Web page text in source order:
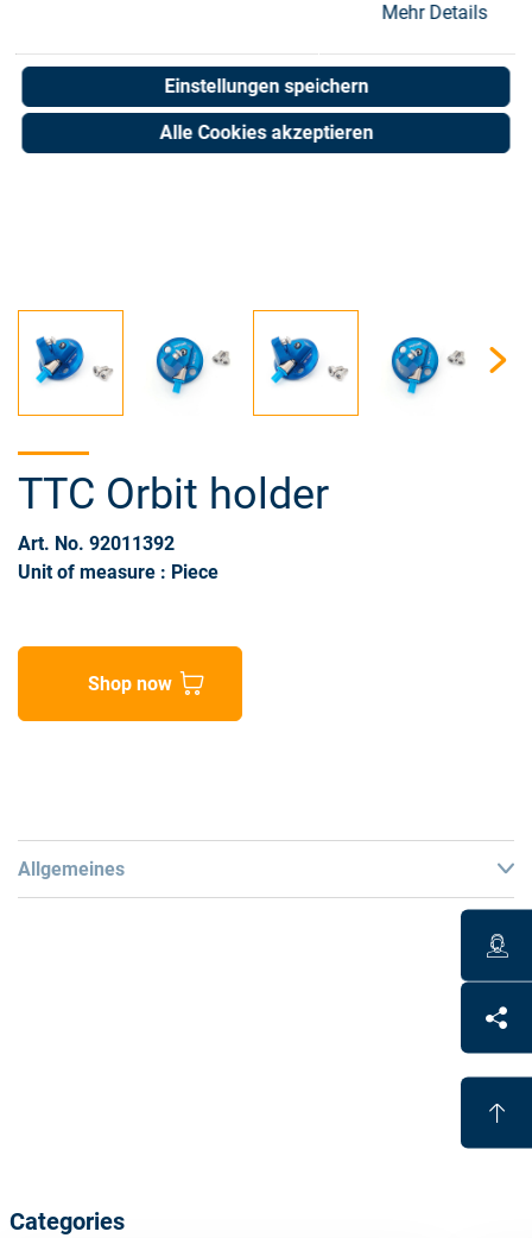
Mehr Details
Einstellungen speichern
Alle Cookies akzeptieren
TTC Orbit holder
Art. No. 92011392
Unit of measure : Piece
Shop now
Allgemeines
production of CR39 and selected high index lenses
Categories